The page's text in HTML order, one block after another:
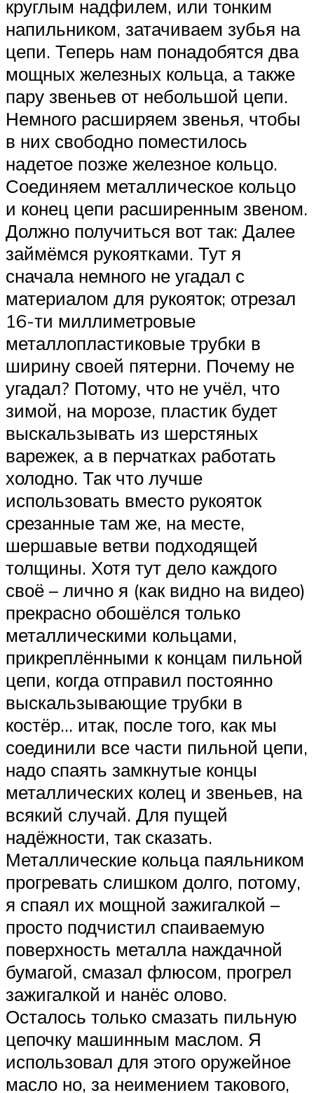
круглым надфилем, или тонким
напильником, затачиваем зубья на
цепи. Теперь нам понадобятся два
мощных железных кольца, а также
пару звеньев от небольшой цепи.
Немного расширяем звенья, чтобы
в них свободно поместилось
надетое позже железное кольцо.
Соединяем металлическое кольцо
и конец цепи расширенным звеном.
Должно получиться вот так: Далее
займёмся рукоятками. Тут я
сначала немного не угадал с
материалом для рукояток; отрезал
16-ти миллиметровые
металлопластиковые трубки в
ширину своей пятерни. Почему не
угадал? Потому, что не учёл, что
зимой, на морозе, пластик будет
выскальзывать из шерстяных
варежек, а в перчатках работать
холодно. Так что лучше
использовать вместо рукояток
срезанные там же, на месте,
шершавые ветви подходящей
толщины. Хотя тут дело каждого
своё – лично я (как видно на видео)
прекрасно обошёлся только
металлическими кольцами,
прикреплёнными к концам пильной
цепи, когда отправил постоянно
выскальзывающие трубки в
костёр… итак, после того, как мы
соединили все части пильной цепи,
надо спаять замкнутые концы
металлических колец и звеньев, на
всякий случай. Для пущей
надёжности, так сказать.
Металлические кольца паяльником
прогревать слишком долго, потому,
я спаял их мощной зажигалкой –
просто подчистил спаиваемую
поверхность металла наждачной
бумагой, смазал флюсом, прогрел
зажигалкой и нанёс олово.
Осталось только смазать пильную
цепочку машинным маслом. Я
использовал для этого оружейное
масло но, за неимением такового,